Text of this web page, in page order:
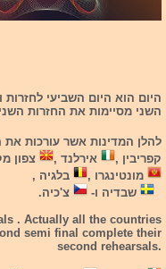
היום הוא היום השביעי
השני מסיימות את החזרות
להלן המדינות אשר עורכות את
קפריבין ,
אירלנד , צפון
מונטינגרו ,
בלגיה ,
שבדיה ו-
צ'כיה.
. Actually all the countries
semi final complete their
second rehearsals.